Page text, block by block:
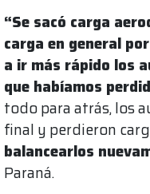
“Se sacó carga
carga en general
a ir más rápido los
que habíamos
todo para atrás, los
final y perdieron
balancearlos
Paraná.